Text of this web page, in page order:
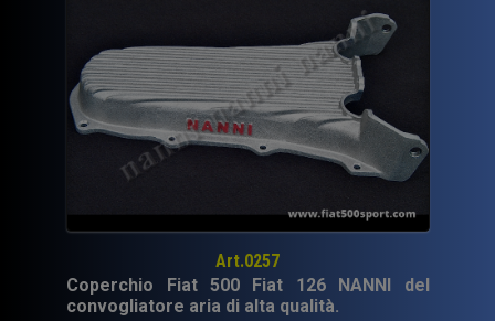
Art.0257
Coperchio Fiat 500 Fiat 126 NANNI del
convogliatore aria di alta qualità.